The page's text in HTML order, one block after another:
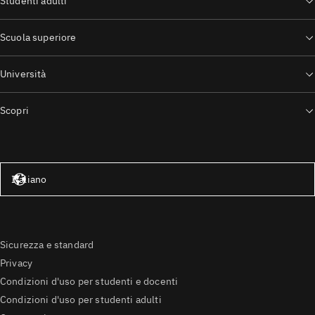
Scuola superiore
Università
Scopri
Italiano
Sicurezza e standard
Privacy
Condizioni d'uso per studenti e docenti
Condizioni d'uso per studenti adulti